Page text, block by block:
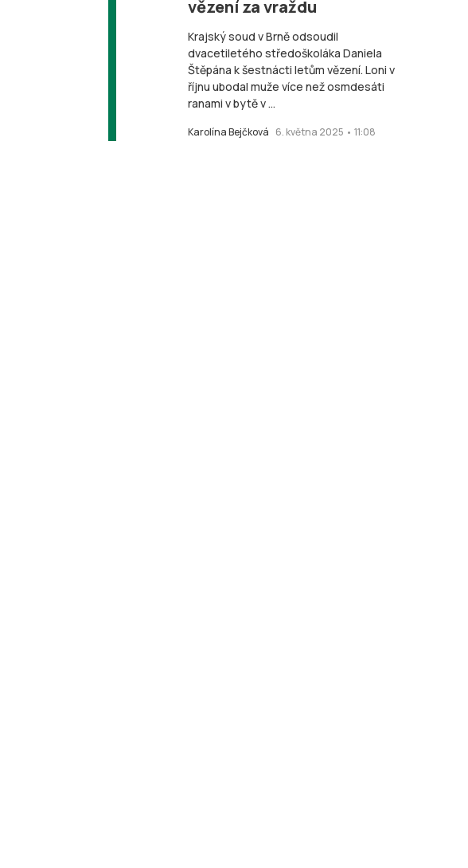
vězení za vraždu
Krajský soud v Brně odsoudil
dvacetiletého středoškoláka Daniela
Štěpána k šestnácti letům vězení. Loni v
říjnu ubodal muže více než osmdesáti
ranami v bytě v ...
Karolína Bejčková 6. května 2025 • 11:08